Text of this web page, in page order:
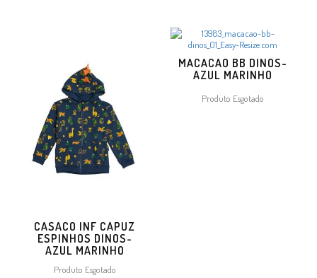
CASACO INF CAPUZ
ESPINHOS DINOS-
AZUL MARINHO
Produto Esgotado
MACACAO BB DINOS-
AZUL MARINHO
Produto Esgotado